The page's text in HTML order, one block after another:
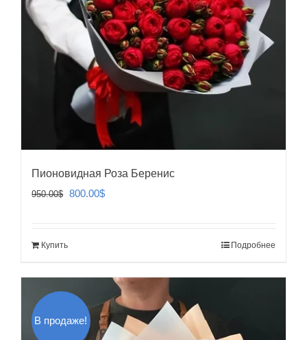
Пионовидная Роза Беренис
950.00$
Первоначальная
800.00$Текущая
Купить Подробнее
В продаже!